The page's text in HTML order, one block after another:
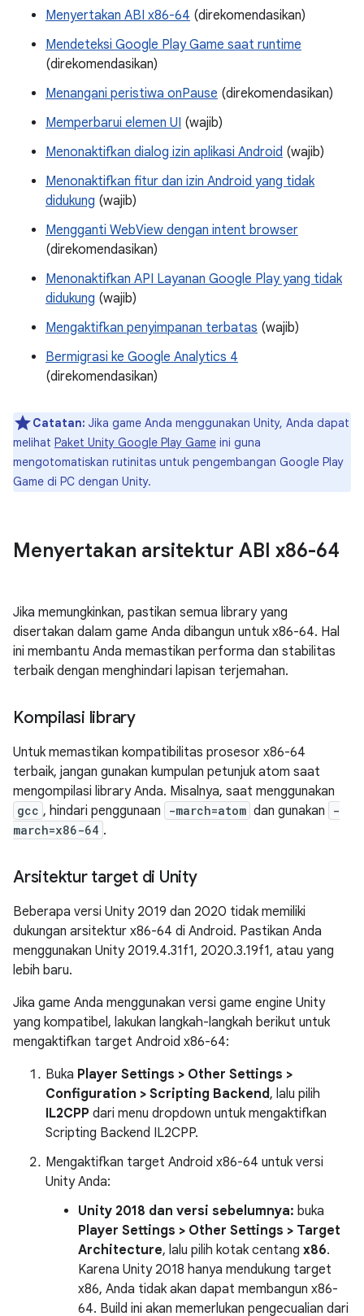
Menyertakan ABI x86-64 (direkomendasikan)
Mendeteksi Google Play Game saat runtime
(direkomendasikan)
Menangani peristiwa onPause (direkomendasikan)
Memperbarui elemen UI (wajib)
Menonaktifkan dialog izin aplikasi Android (wajib)
Menonaktifkan fitur dan izin Android yang tidak
didukung (wajib)
Mengganti WebView dengan intent browser
(direkomendasikan)
Menonaktifkan API Layanan Google Play yang tidak
didukung (wajib)
Mengaktifkan penyimpanan terbatas (wajib)
Bermigrasi ke Google Analytics 4
(direkomendasikan)
Catatan: Jika game Anda menggunakan Unity, Anda dapat
melihat Paket Unity Google Play Game ini guna
mengotomatiskan rutinitas untuk pengembangan Google Play
Game di PC dengan Unity.
Menyertakan arsitektur ABI x86-64
Jika memungkinkan, pastikan semua library yang
disertakan dalam game Anda dibangun untuk x86-64. Hal
ini membantu Anda memastikan performa dan stabilitas
terbaik dengan menghindari lapisan terjemahan.
Kompilasi library
Untuk memastikan kompatibilitas prosesor x86-64
terbaik, jangan gunakan kumpulan petunjuk atom saat
mengompilasi library Anda. Misalnya, saat menggunakan
gcc , hindari penggunaan -march=atom dan gunakan
-
march=x86-64 .
Arsitektur target di Unity
Beberapa versi Unity 2019 dan 2020 tidak memiliki
dukungan arsitektur x86-64 di Android. Pastikan Anda
menggunakan Unity 2019.4.31f1, 2020.3.19f1, atau yang
lebih baru.
Jika game Anda menggunakan versi game engine Unity
yang kompatibel, lakukan langkah-langkah berikut untuk
mengaktifkan target Android x86-64:
Buka Player Settings > Other Settings >
Configuration > Scripting Backend, lalu pilih
IL2CPP dari menu dropdown untuk mengaktifkan
Scripting Backend IL2CPP.
Mengaktifkan target Android x86-64 untuk versi
Unity Anda:
Unity 2018 dan versi sebelumnya: buka
Player Settings > Other Settings > Target
Architecture, lalu pilih kotak centang x86.
Karena Unity 2018 hanya mendukung target
x86, Anda tidak akan dapat membangun x86-
64. Build ini akan memerlukan pengecualian dari